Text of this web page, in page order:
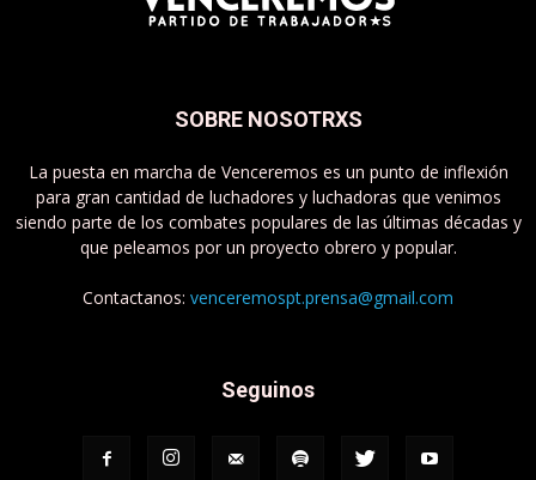
SOBRE NOSOTRXS
La puesta en marcha de Venceremos es un punto de inflexión
para gran cantidad de luchadores y luchadoras que venimos
siendo parte de los combates populares de las últimas décadas y
que peleamos por un proyecto obrero y popular.
Contactanos: venceremospt.prensa@gmail.com
Seguinos